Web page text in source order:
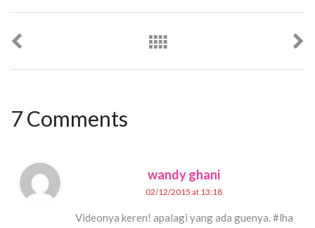
7 Comments
wandy ghani
02/12/2015 at 13:18
Videonya keren! apalagi yang ada guenya. #lha